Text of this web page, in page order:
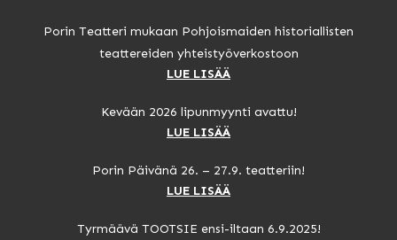
Porin Teatteri mukaan Pohjoismaiden historiallisten
teattereiden yhteistyöverkostoon
LUE LISÄÄ
Kevään 2026 lipunmyynti avattu!
LUE LISÄÄ
Porin Päivänä 26. – 27.9. teatteriin!
LUE LISÄÄ
Tyrmäävä TOOTSIE ensi-iltaan 6.9.2025!